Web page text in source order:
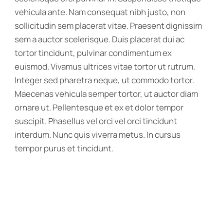
vehicula ante. Nam consequat nibh justo, non
sollicitudin sem placerat vitae. Praesent dignissim
sem a auctor scelerisque. Duis placerat dui ac
tortor tincidunt, pulvinar condimentum ex
euismod. Vivamus ultrices vitae tortor ut rutrum.
Integer sed pharetra neque, ut commodo tortor.
Maecenas vehicula semper tortor, ut auctor diam
ornare ut. Pellentesque et ex et dolor tempor
suscipit. Phasellus vel orci vel orci tincidunt
interdum. Nunc quis viverra metus. In cursus
tempor purus et tincidunt.